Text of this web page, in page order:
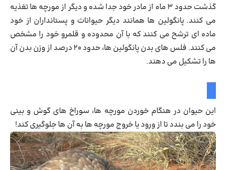
گذشت حدود ۳ ماه از مادر خود جدا شده و دیگر از مورچه ها تغذیه
می کنند. پانگولین ها همانند دیگر حیوانات و پستانداران از خود
ماده ای ترشح می کنند که با آن محدوده و قلمرو خود را مشخص
می کنند. فلس های بدن پانگولین ها، حدود ۲۰ درصد از وزن بدن آن
ها را تشکیل می دهند.
این حیوان در هنگام خوردن مورچه ها، سوراخ های گوش و بینی
خود را می بندد تا از ورود یا خروج مورچه ها به آن ها جلوگیری کند!